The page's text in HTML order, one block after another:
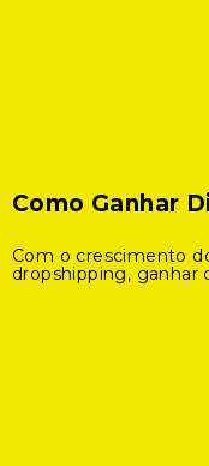
Como Ganhar
Com o crescimento
dropshipping, ganhar